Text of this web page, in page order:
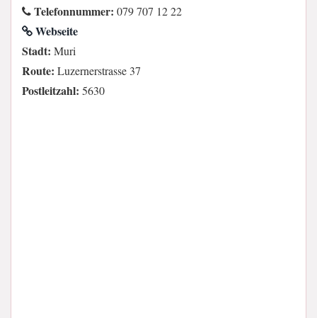
Telefonnummer: 079 707 12 22
Webseite
Stadt: Muri
Route: Luzernerstrasse 37
Postleitzahl: 5630